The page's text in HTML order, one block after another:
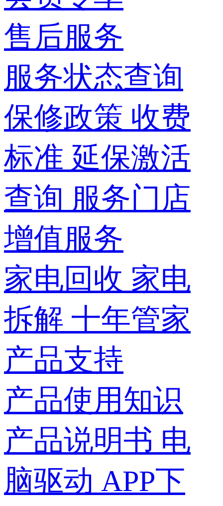
售后服务
服务状态查询
保修政策 收费
标准 延保激活
查询 服务门店
增值服务
家电回收 家电
拆解 十年管家
产品支持
产品使用知识
产品说明书 电
脑驱动 APP下